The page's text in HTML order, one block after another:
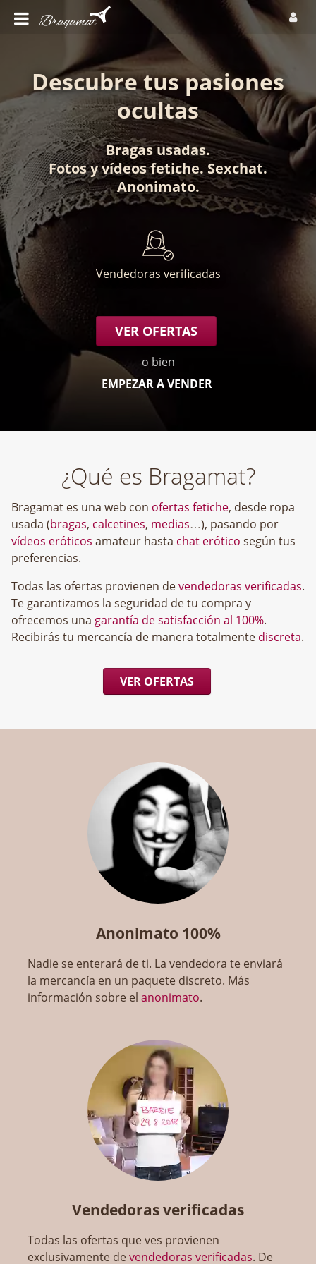
Descubre tus pasiones
ocultas
Bragas usadas.
Fotosyvídeos fetiche. Sexchat.
Anonimato.
Vendedoras verificadas
VER OFERTAS
o bien
EMPEZAR A VENDER
¿Qué es Bragamat?
Bragamat es una web con ofertas fetiche, desde ropa
usada (bragas, calcetines, medias…), pasando por
vídeos eróticos amateur hasta chat erótico según tus
preferencias.
Todas las ofertas provienen devendedoras verificadas.
Te garantizamos la seguridad de tu compra y
ofrecemos una garantía de satisfacción al 100%.
Recibirás tu mercancía de manera totalmente discreta.
VER OFERTAS
Anonimato 100%
Nadie se enterará de ti. La vendedora te enviará
la mercancía en un paquete discreto. Más
información sobre elanonimato.
Vendedoras verificadas
Todas las ofertas que ves provienen
exclusivamente devendedoras verificadas. De